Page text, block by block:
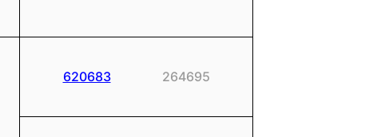
620683264695